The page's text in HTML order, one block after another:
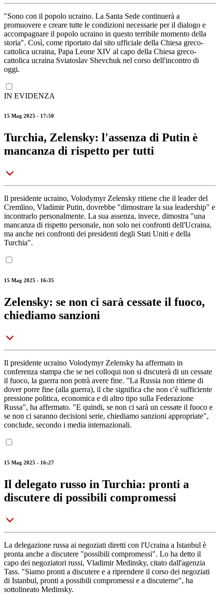
"Sono con il popolo ucraino. La Santa Sede continuerà a
promuovere e creare tutte le condizioni necessarie per il dialogo e
accompagnare il popolo ucraino in questo terribile momento della
storia". Così, come riportato dal sito ufficiale della Chiesa greco-
cattolica ucraina, Papa Leone XIV al capo della Chiesa greco-
cattolica ucraina Sviatoslav Shevchuk nel corso dell'incontro di
oggi.
IN EVIDENZA
15 Mag 2025 - 17:50
Turchia, Zelensky: l'assenza di Putin è
mancanza di rispetto per tutti
Il presidente ucraino, Volodymyr Zelensky ritiene che il leader del
Cremlino, Vladimir Putin, dovrebbe "dimostrare la sua leadership" e
incontrarlo personalmente. La sua assenza, invece, dimostra "una
mancanza di rispetto personale, non solo nei confronti dell'Ucraina,
ma anche nei confronti dei presidenti degli Stati Uniti e della
Turchia".
15 Mag 2025 - 16:35
Zelensky: se non ci sarà cessate il fuoco,
chiediamo sanzioni
Il presidente ucraino Volodymyr Zelensky ha affermato in
conferenza stampa che se nei colloqui non si discuterà di un cessate
il fuoco, la guerra non potrà avere fine. "La Russia non ritiene di
dover porre fine (alla guerra), il che significa che non c'è sufficiente
pressione politica, economica e di altro tipo sulla Federazione
Russa", ha affermato. "E quindi, se non ci sarà un cessate il fuoco e
se non ci saranno decisioni serie, chiediamo sanzioni appropriate",
conclude, secondo i media internazionali.
15 Mag 2025 - 16:27
Il delegato russo in Turchia: pronti a
discutere di possibili compromessi
La delegazione russa ai negoziati diretti con l'Ucraina a Istanbul è
pronta anche a discutere "possibili compromessi". Lo ha detto il
capo dei negoziatori russi, Vladimir Medinsky, citato dall'agenzia
Tass. "Siamo pronti a discutere e a riprendere il corso dei negoziati
di Istanbul, pronti a possibili compromessi e a discuterne", ha
sottolineato Medinsky.